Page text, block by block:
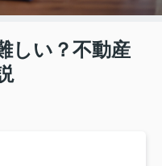
しい？不動産